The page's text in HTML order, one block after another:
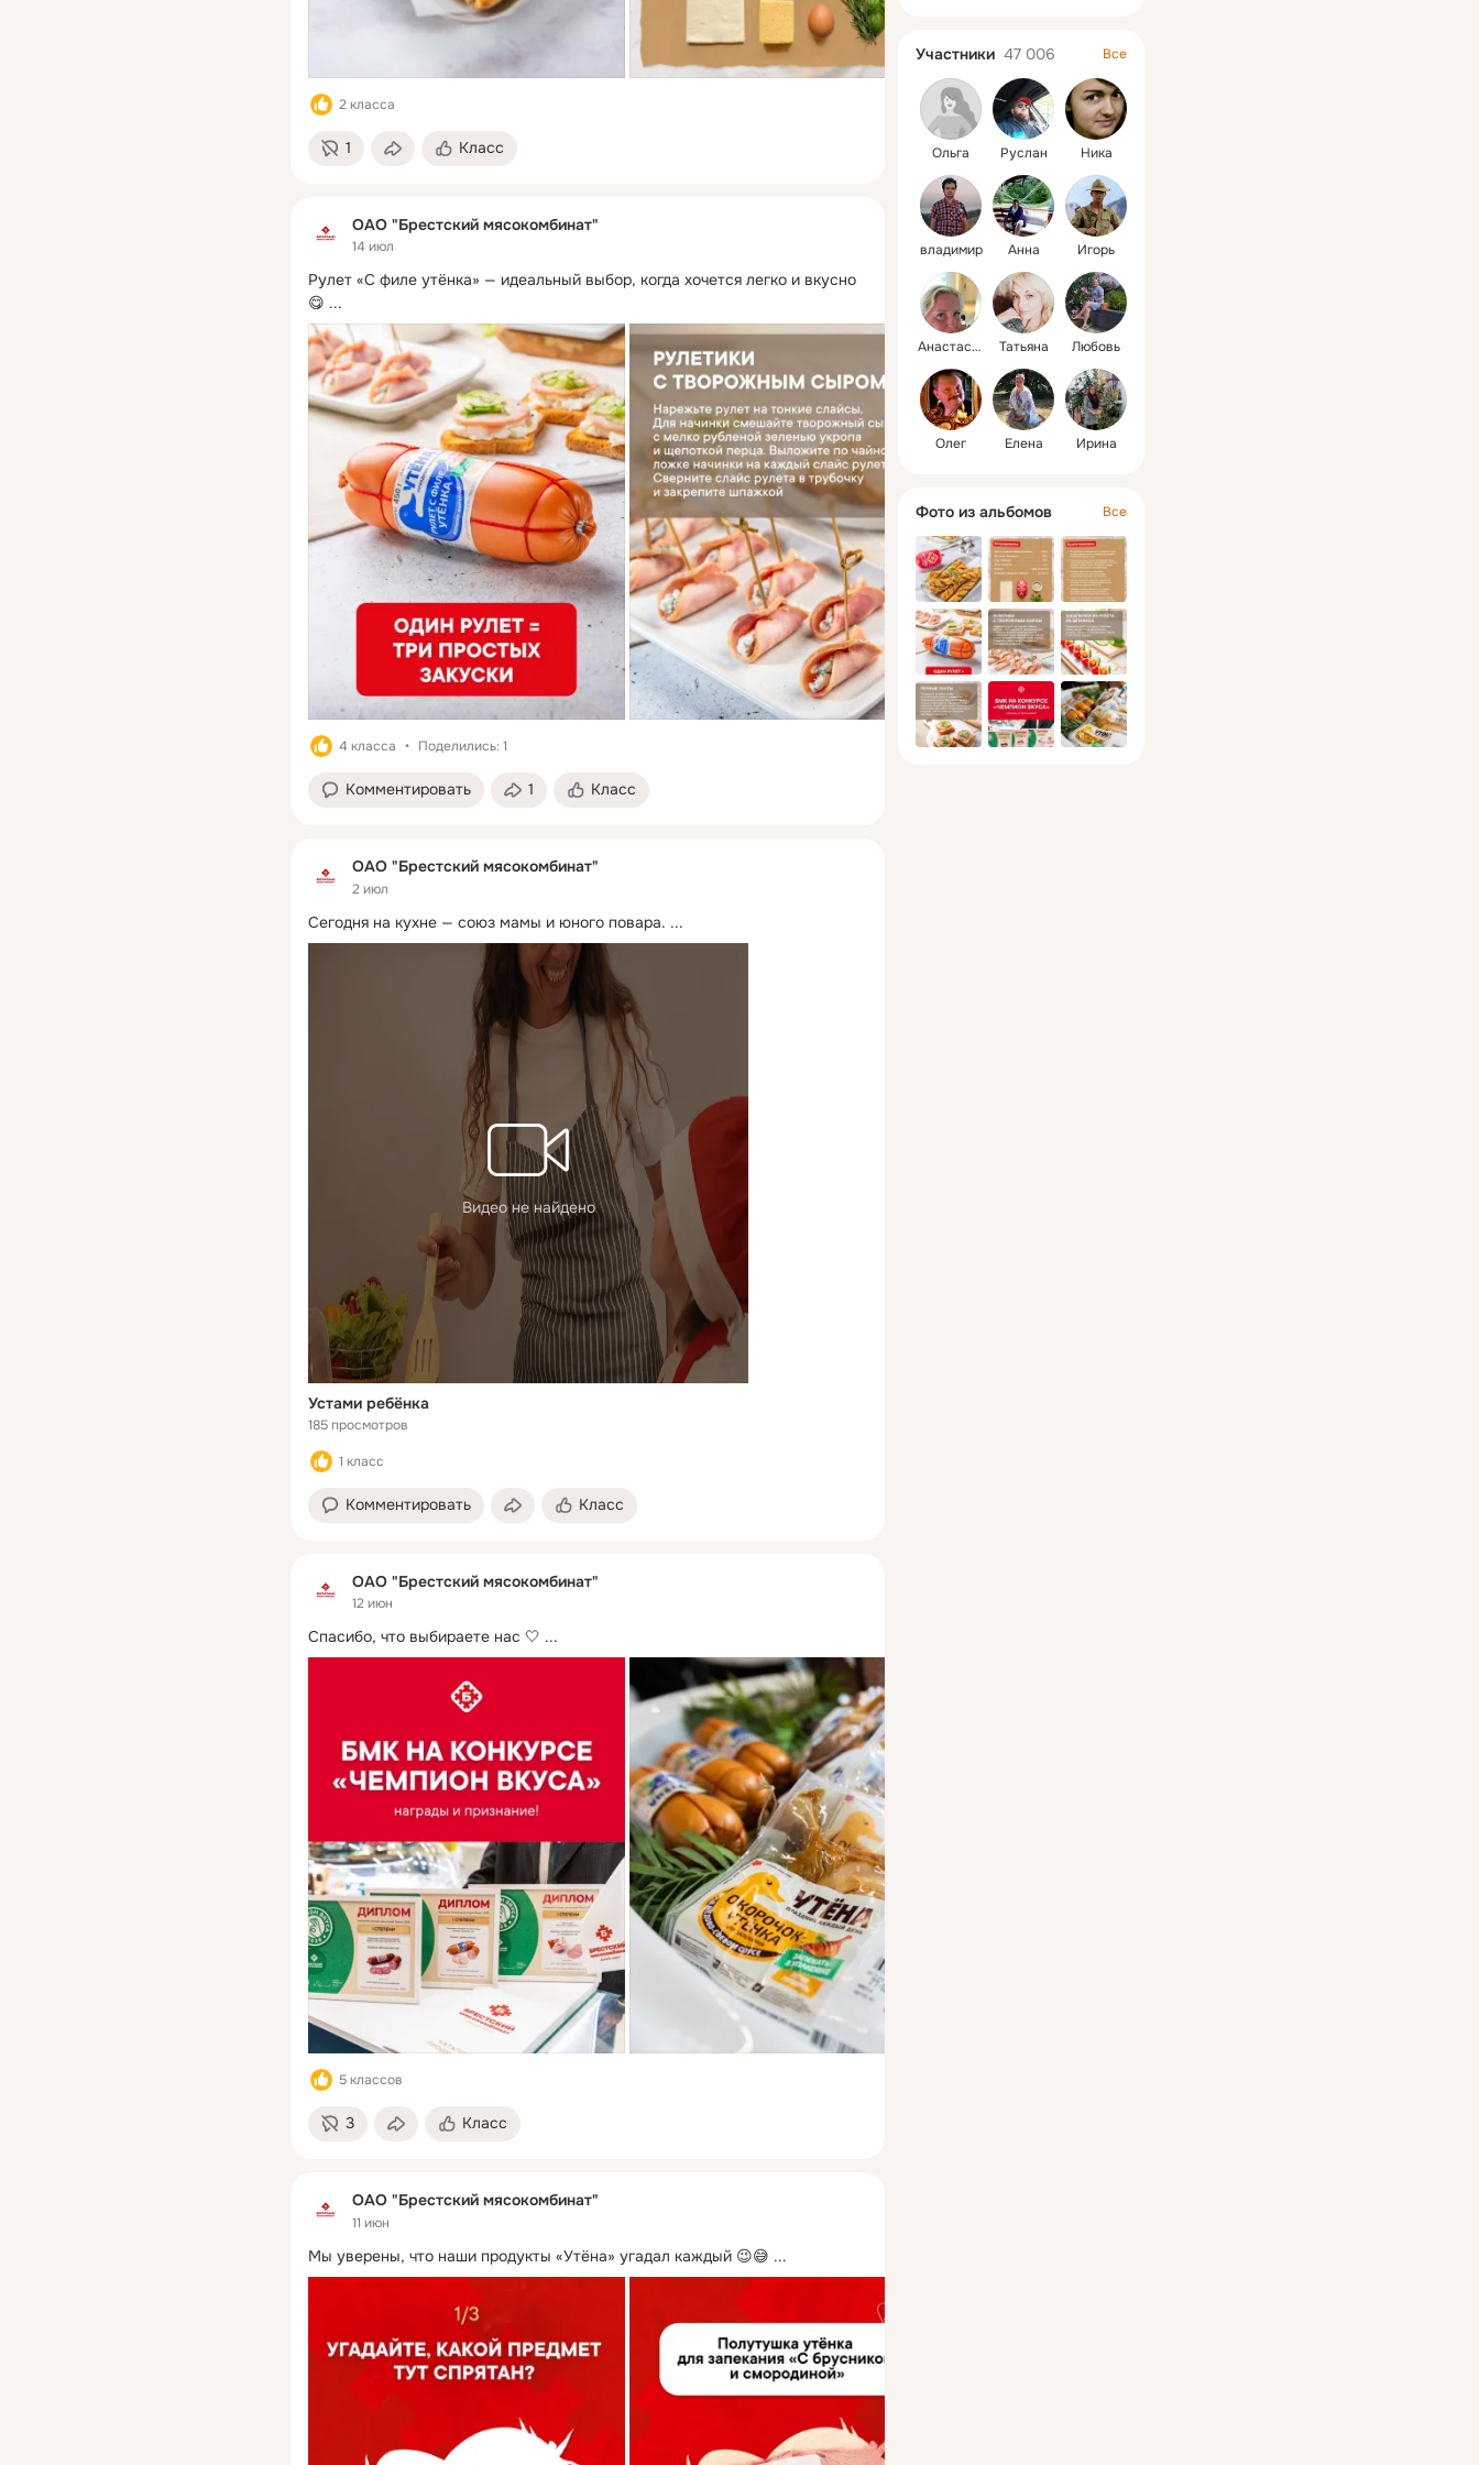
2 класса
1 Класс
ОАО "Брестский мясокомбинат"
14 июл
Рулет «С филе утёнка» — идеальный выбор, когда хочется легко и вкусно
😋 ...
4 класса Поделились: 1
Комментировать 1 Класс
ОАО "Брестский мясокомбинат"
2 июл
Сегодня на кухне — союз мамы и юного повара. ...
Видео не найдено
Устами ребёнка
185 просмотров
1 класс
Комментировать Класс
ОАО "Брестский мясокомбинат"
12 июн
Спасибо, что выбираете нас 🤍 ...
5 классов
3 Класс
ОАО "Брестский мясокомбинат"
11 июн
Мы уверены, что наши продукты «Утёна» угадал каждый 😉😅 ...
качество продуктов.
Участники 47 006 Все
Ольга Руслан Ника
владимир Анна Игорь
Анастасия Татьяна Любовь
Олег Елена Ирина
Фото из альбомов Все